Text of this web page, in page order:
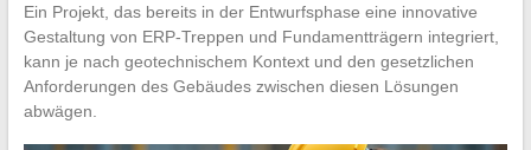
Ein Projekt, das bereits in der Entwurfsphase eine innovative
Gestaltung von ERP-Treppen und Fundamentträgern integriert,
kann je nach geotechnischem Kontext und den gesetzlichen
Anforderungen des Gebäudes zwischen diesen Lösungen
abwägen.